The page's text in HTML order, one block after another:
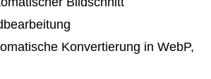
Konvertierung in WebP,